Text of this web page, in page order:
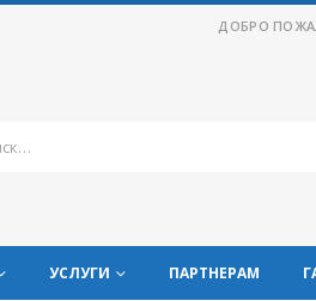
ДОБРО
УСЛУГИ ПАРТНЕРАМ